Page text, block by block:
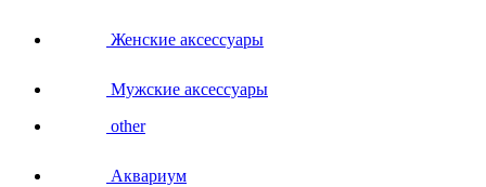
Женские аксессуары
Мужские аксессуары
other
Аквариум